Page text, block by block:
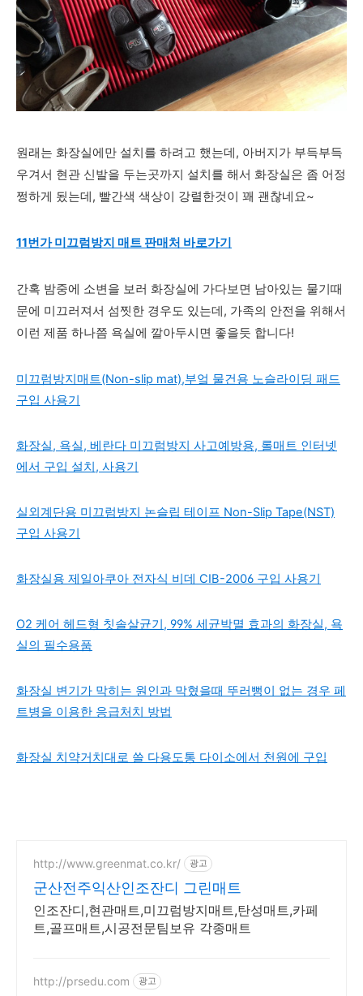
원래는 화장실에만 설치를 하려고 했는데, 아버지가 부득부득
우겨서 현관 신발을 두는곳까지 설치를 해서 화장실은 좀 어정
쩡하게 됬는데, 빨간색 색상이 강렬한것이 꽤 괜찮네요~
11번가 미끄럼방지 매트 판매처 바로가기
간혹 밤중에 소변을 보러 화장실에 가다보면 남아있는 물기때
문에 미끄러져서 섬찟한 경우도 있는데, 가족의 안전을 위해서
이런 제품 하나쯤 욕실에 깔아두시면 좋을듯 합니다!
미끄럼방지매트(Non-slip mat),부엌 물건용 노슬라이딩 패드
구입 사용기
화장실, 욕실, 베란다 미끄럼방지 사고예방용, 롤매트 인터넷
에서 구입 설치, 사용기
실외계단용 미끄럼방지 논슬립 테이프 Non-Slip Tape(NST)
구입 사용기
화장실용 제일아쿠아 전자식 비데 CIB-2006 구입 사용기
O2 케어 헤드형 칫솔살균기, 99% 세균박멸 효과의 화장실, 욕
실의 필수용품
화장실 변기가 막히는 원인과 막혔을때 뚜러뻥이 없는 경우 페
트병을 이용한 응급처치 방법
화장실 치약거치대로 쓸 다용도통 다이소에서 천원에 구입
http://www.greenmat.co.kr/ 광고
군산전주익산인조잔디 그린매트
인조잔디,현관매트,미끄럼방지매트,탄성매트,카페
트,골프매트,시공전문팀보유 각종매트
http://prsedu.com 광고